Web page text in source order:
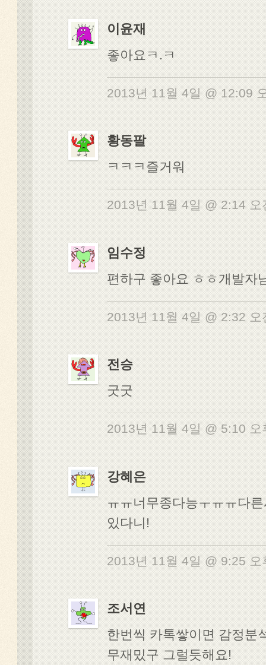
이윤재
좋아요ㅋ.ㅋ
2013년 11월 4일 @ 12:09
황동팔
ㅋㅋㅋ즐거워
2013년 11월 4일 @ 2:14
임수정
편하구 좋아요 ㅎㅎ개발자
2013년 11월 4일 @ 2:32
전승
굿굿
2013년 11월 4일 @ 5:10
강혜은
ㅠㅠ너무종다능ㅜㅠㅠ다
있다니!
2013년 11월 4일 @ 9:25
조서연
한번씩 카톡쌓이면 감정분
무재밌구 그럴듯해요!